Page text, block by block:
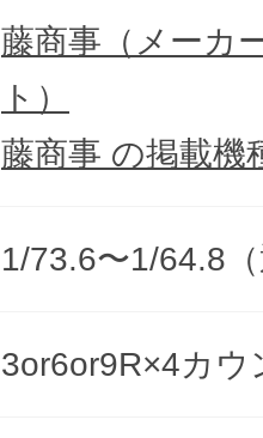
藤商事（メーカ
ト）
藤商事 の掲載機
1/73.6〜1/64.8
3or6or9R×4カウ